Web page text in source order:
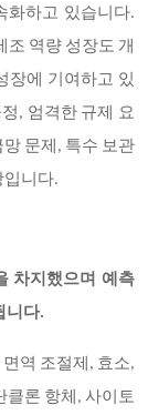
화하고 있습니다.
조 역량 성장도 개
장에 기여하고 있
, 엄격한 규제 요
문제, 특수 보관
입니다.
차지했으며 예측
니다.
역 조절제, 효소,
클론 항체, 사이토